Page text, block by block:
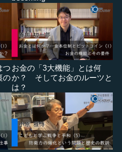
つ
の
お金の「3大機能」とは何
か？ そしてお金のルーツと
は？